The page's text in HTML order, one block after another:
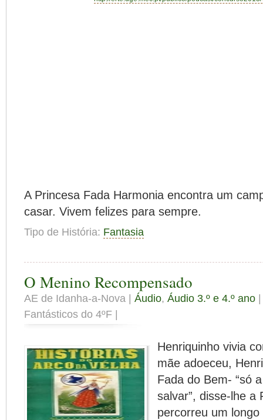
A Princesa Fada Harmonia encontra um
casar. Vivem felizes para sempre.
Tipo de História: Fantasia
O Menino Recompensado
AE de Idanha-a-Nova | Áudio, Áudio 3.º e 4.º ano
Fantásticos do 4ºF |
Henriquinho vivia
mãe adoeceu,
Fada do Bem- “só
salvar”, disse-lhe a
percorreu um